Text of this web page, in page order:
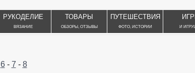
РУКОДЕЛИЕ
ВЯЗАНИЕ
ТОВАРЫ
ОБЗОРЫ, ОТЗЫВЫ
ПУТЕШЕСТВИЯ
ФОТО, ИСТОРИИ И
6- 7 - 8